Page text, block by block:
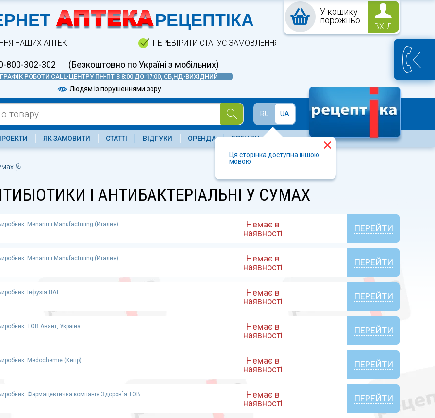
У кошику
порожньо
ВХІД
АПТЕКА
РЕЦЕПТІКА
НАШИХ АПТЕК ПЕРЕВІРИТИ СТАТУС ЗАМОВЛЕННЯ
800-302-302 (Безкоштовно по Україні з мобільних)
ГРАФІК РОБОТИ CALL-ЦЕНТРУ ПН-ПТ З 8:00 ДО 17:00, СБ,НД-ВИХІДНИЙ
Людям із порушеннями зору
RU UA
Ця сторінка доступна іншою
мовою
ЯК ЗАМОВИТИ СТАТТІ ВІДГУКИ ОРЕНДА БРЕНДИ
🩺
І АНТИБАКТЕРІАЛЬНІ У СУМАХ
Menarirni Manufacturing (Италия)
Немає в
наявності
ПЕРЕЙТИ
Menarirni Manufacturing (Италия)
Немає в
наявності
ПЕРЕЙТИ
Інфузія ПАТ
Немає в
наявності
ПЕРЕЙТИ
ТОВ Авант, Україна
Немає в
наявності
ПЕРЕЙТИ
Medochemie (Кипр)
Немає в
наявності
ПЕРЕЙТИ
Фармацевтична компанія Здоров`я ТОВ
Немає в
наявності
ПЕРЕЙТИ